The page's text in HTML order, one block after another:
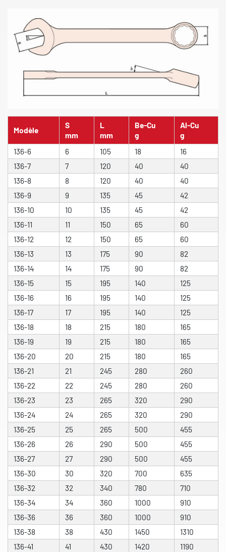
Modèle
S
mm
L
mm
Be-Cu
g
Al-Cu
g
136-6
6 105 18
16
136-7
7 120 40
40
136-8
8 120 40
40
136-9
9 135 45
42
136-10
10 135 45
42
136-11
11 150 65
60
136-12
12 150 65
60
136-13
13 175 90
82
136-14
14 175 90
82
136-15
15 195 140
125
136-16
16 195 140
125
136-17
17 195 140
125
136-18
18 215 180
165
136-19
19 215 180
165
136-20
20 215 180
165
136-21
21 245 280
260
136-22
22 245 280
260
136-23
23 265 320
290
136-24
24 265 320
290
136-25
25 265 500
455
136-26
26 290 500
455
136-27
27 290 500
455
136-30
30 320 700
635
136-32
32 340 780
710
136-34
34 360 1000
910
136-36
36 360 1000
910
136-38
38 430 1450
1310
136-41
41 430 1420
1190